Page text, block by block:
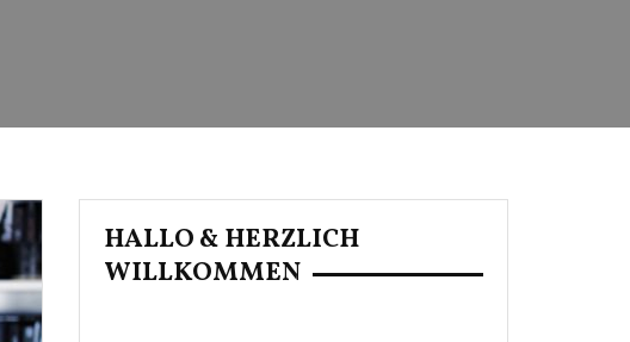
HALLO & HERZLICH
WILLKOMMEN